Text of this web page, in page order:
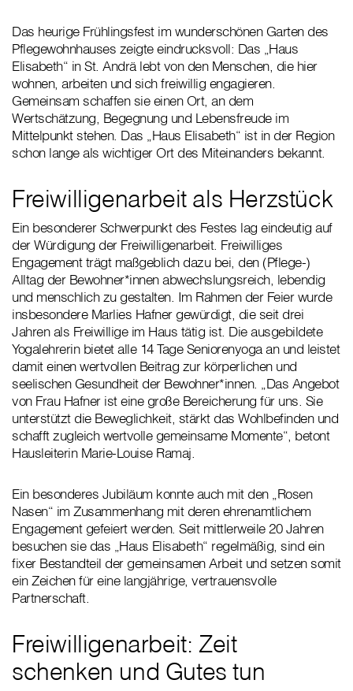
Das heurige Frühlingsfest im wunderschönen Garten des
Pflegewohnhauses zeigte eindrucksvoll: Das „Haus
Elisabeth“ in St. Andrä lebt von den Menschen, die hier
wohnen, arbeiten und sich freiwillig engagieren.
Gemeinsam schaffen sie einen Ort, an dem
Wertschätzung, Begegnung und Lebensfreude im
Mittelpunkt stehen. Das „Haus Elisabeth“ ist in der Region
schon lange als wichtiger Ort des Miteinanders bekannt.
Freiwilligenarbeit als Herzstück
Ein besonderer Schwerpunkt des Festes lag eindeutig auf
der Würdigung der Freiwilligenarbeit. Freiwilliges
Engagement trägt maßgeblich dazu bei, den (Pflege-)
Alltag der Bewohner*innen abwechslungsreich, lebendig
und menschlich zu gestalten. Im Rahmen der Feier wurde
insbesondere Marlies Hafner gewürdigt, die seit drei
Jahren als Freiwillige im Haus tätig ist. Die ausgebildete
Yogalehrerin bietet alle 14 Tage Seniorenyoga an und leistet
damit einen wertvollen Beitrag zur körperlichen und
seelischen Gesundheit der Bewohner*innen. „Das Angebot
von Frau Hafner ist eine große Bereicherung für uns. Sie
unterstützt die Beweglichkeit, stärkt das Wohlbefinden und
schafft zugleich wertvolle gemeinsame Momente“, betont
Hausleiterin Marie-Louise Ramaj.
Ein besonderes Jubiläum konnte auch mit den „Rosen
Nasen“ im Zusammenhang mit deren ehrenamtlichem
Engagement gefeiert werden. Seit mittlerweile 20 Jahren
besuchen sie das „Haus Elisabeth“ regelmäßig, sind ein
fixer Bestandteil der gemeinsamen Arbeit und setzen somit
ein Zeichen für eine langjährige, vertrauensvolle
Partnerschaft.
Freiwilligenarbeit: Zeit
schenken und Gutes tun